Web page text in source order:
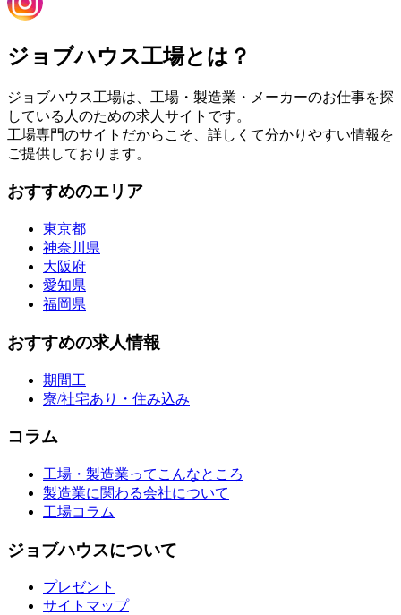
ジョブハウス工場とは？
ジョブハウス工場は、工場・製造業・メーカーのお仕事を探
している人のための求人サイトです。
工場専門のサイトだからこそ、詳しくて分かりやすい情報を
ご提供しております。
おすすめのエリア
東京都
神奈川県
大阪府
愛知県
福岡県
おすすめの求人情報
期間工
寮/社宅あり・住み込み
コラム
工場・製造業ってこんなところ
製造業に関わる会社について
工場コラム
ジョブハウスについて
プレゼント
サイトマップ